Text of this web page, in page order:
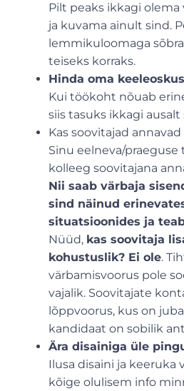
Pilt peaks ikkagi olema
ja kuvama ainult sind.
lemmikuloomaga
teiseks korraks.
Hinda oma
Kui töökoht nõuab
siis tasuks ikkagi ausalt
Kas soovitajad
Sinu eelneva/
kolleeg soovitajana
Nii saab värbaja
sind näinud
situatsioonides ja
Nüüd, kas soovitaja
kohustuslik? Ei ole.
värbamisvoorus pole
vajalik. Soovitajate
lõppvoorus, kus on
kandidaat on sobilik
Ära disainiga üle
Ilusa disaini ja keeruka
kõige olulisem info